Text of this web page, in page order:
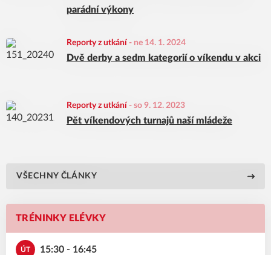
parádní výkony
Reporty z utkání - ne 14. 1. 2024
Dvě derby a sedm kategorií o víkendu v akci
Reporty z utkání - so 9. 12. 2023
Pět víkendových turnajů naší mládeže
VŠECHNY ČLÁNKY
TRÉNINKY ELÉVKY
ÚT
15:30 - 16:45